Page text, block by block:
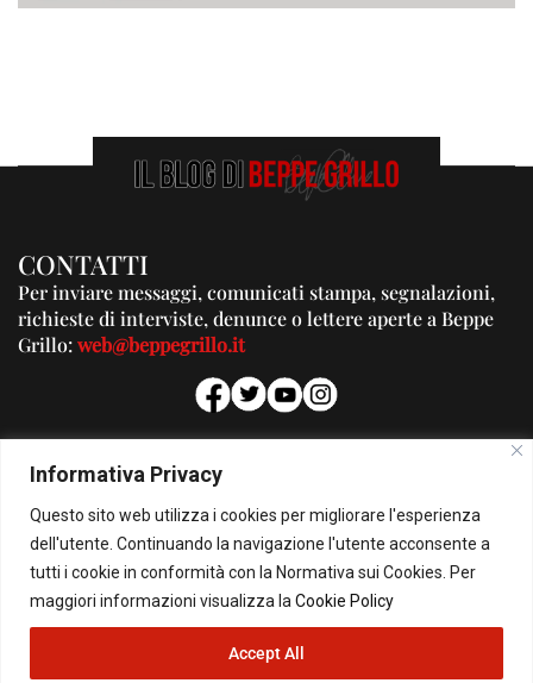
Informativa Privacy
Questo sito web utilizza i cookies per migliorare l'esperienza
dell'utente. Continuando la navigazione l'utente acconsente a
tutti i cookie in conformità con la Normativa sui Cookies. Per
maggiori informazioni visualizza la Cookie Policy
Accept All
CONTATTI
Per inviare messaggi, comunicati stampa, segnalazioni,
richieste di interviste, denunce o lettere aperte a Beppe
Grillo:web@beppegrillo.it
PUBBLICITA'
Per la tua pubblicità su questo Blog:
pubblicita@beppegrillo.it
HOMEPAGE COOKIE POLICY PRIVACY POLICY CONTATTI
© Copyright 2026 - Il Blog di Beppe Grillo. All Rights Reserved - Powered by